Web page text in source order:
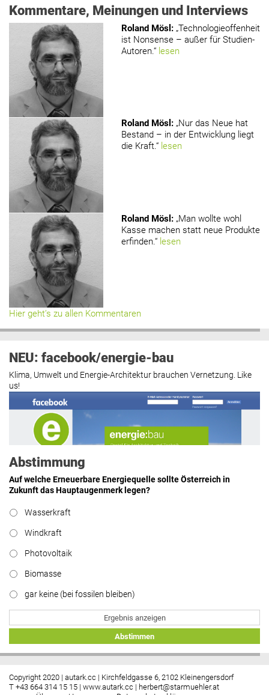
Kommentare, Meinungen und Interviews
Roland Mösl : „Technologieoffenheit
ist Nonsense – außer für Studien-
Autoren.“ lesen
Roland Mösl : „Nur das Neue hat
Bestand – in der Entwicklung liegt
die Kraft.“ lesen
Roland Mösl : „Man wollte wohl
Kasse machen statt neue Produkte
erfinden.“ lesen
Hier geht’s zu allen Kommentaren
NEU: facebook/energie-bau
Klima, Umwelt und Energie-Architektur brauchen Vernetzung. Like
us!
Abstimmung
Auf welche Erneuerbare Energiequelle sollte Österreich in
Zukunft das Hauptaugenmerk legen?
Wasserkraft
Windkraft
Photovoltaik
Biomasse
gar keine (bei fossilen bleiben)
Ergebnis anzeigen
Abstimmen
Copyright 2020 | autark.cc | Kirchfeldgasse 6, 2102 Kleinengersdorf
T +43 664 314 15 15 | www.autark.cc | herbert@starmuehler.at